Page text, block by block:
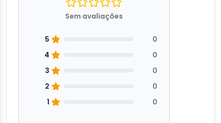
Sem avaliações
5
0
4
0
3
0
2
0
1
0